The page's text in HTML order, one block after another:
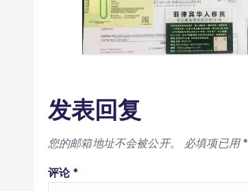
发表回复
您的邮箱地址不会被公开。 必填项已用*
评论*